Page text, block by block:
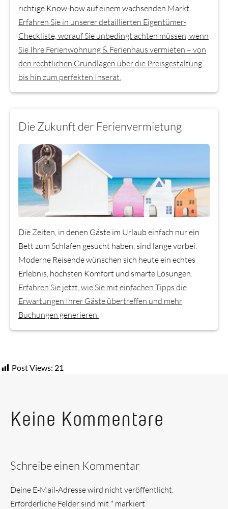
richtige Know-how auf einem wachsenden Markt.
Erfahren Sie in unserer detaillierten Eigentümer-
Checkliste, worauf Sie unbedingt achten müssen, wenn
Sie Ihre Ferienwohnung & Ferienhaus vermieten – von
den rechtlichen Grundlagen über die Preisgestaltung
bis hin zum perfekten Inserat.
Die Zukunft der Ferienvermietung
Die Zeiten, in denen Gäste im Urlaub einfach nur ein
Bett zum Schlafen gesucht haben, sind lange vorbei.
Moderne Reisende wünschen sich heute ein echtes
Erlebnis, höchsten Komfort und smarte Lösungen.
Erfahren Sie jetzt, wie Sie mit einfachen Tipps die
Erwartungen Ihrer Gäste übertreffen und mehr
Buchungen generieren.
Post Views: 21
Keine Kommentare
Schreibe einen Kommentar
Deine E-Mail-Adresse wird nicht veröffentlicht.
Erforderliche Felder sind mit * markiert